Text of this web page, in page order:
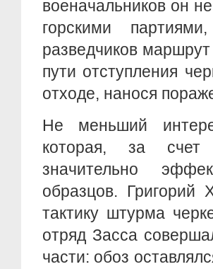
военачальников он
горскими
разведчиков
пути отступления
отходе, нанося
Не меньший
которая, за счет
значительно
образцов. Григорий
тактику штурма
отряд Засса
части: обоз